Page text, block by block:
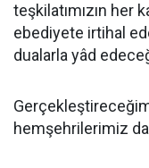
teşkilatımızın her
ebediyete irtihal
dualarla yâd
hemşehrilerimiz